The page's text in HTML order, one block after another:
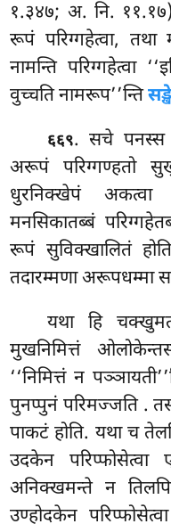
१.३४७; अ. नि.
रूपं परिग्गहेत्वा,
नामन्ति परिग्गहेत्वा
वुच्चति नामरूप’’न्ति
६६९. सचे पनस्स
अरूपं परिग्गण्हतो
धुरनिक्खेपं
मनसिकातब्बं
रूपं सुविक्खालितं
तदारम्मणा अरूपधम्मा
यथा हि
मुखनिमित्तं
‘‘निमित्तं न
पुनप्पुनं परिमज्जति .
पाकटं होति. यथा च
उदकेन परिप्फोसेत्वा
अनिक्खमन्ते न
उण्होदकेन